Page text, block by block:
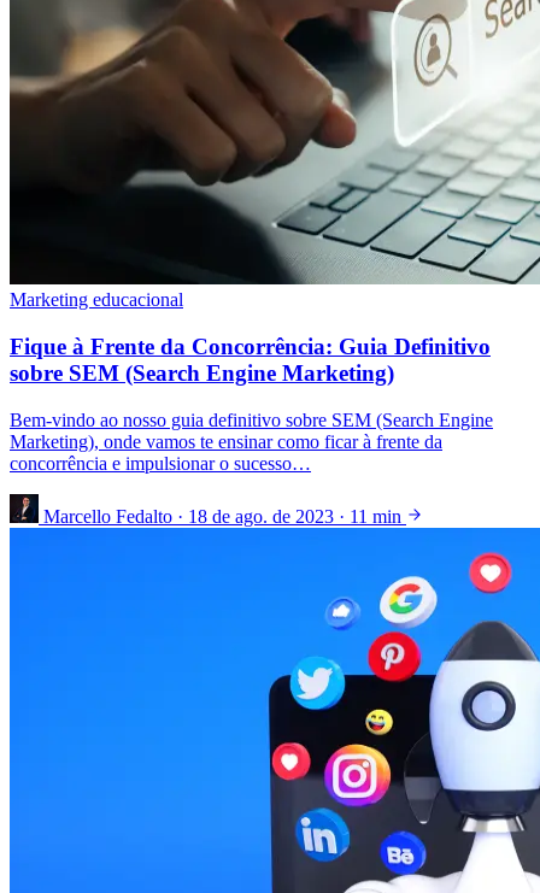
Marketing educacional
Fique à Frente da Concorrência: Guia Definitivo
sobre SEM (Search Engine Marketing)
Bem-vindo ao nosso guia definitivo sobre SEM (Search Engine
Marketing), onde vamos te ensinar como ficar à frente da
concorrência e impulsionar o sucesso…
Marcello Fedalto · 18 de ago. de 2023 · 11 min